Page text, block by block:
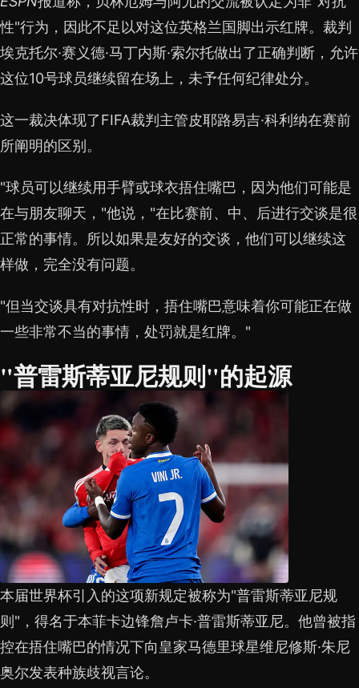
性"行为，因此不足以对这位英格兰国脚出示红牌。裁判
埃克托尔·赛义德·马丁内斯·索尔托做出了正确判断，允许
这位10号球员继续留在场上，未予任何纪律处分。
这一裁决体现了FIFA裁判主管皮耶路易吉·科利纳在赛前
所阐明的区别。
"球员可以继续用手臂或球衣捂住嘴巴，因为他们可能是
在与朋友聊天，"他说，"在比赛前、中、后进行交谈是很
正常的事情。所以如果是友好的交谈，他们可以继续这
样做，完全没有问题。
"但当交谈具有对抗性时，捂住嘴巴意味着你可能正在做
一些非常不当的事情，处罚就是红牌。"
"普雷斯蒂亚尼规则"的起源
本届世界杯引入的这项新规定被称为"普雷斯蒂亚尼规
则"，得名于本菲卡边锋詹卢卡·普雷斯蒂亚尼。他曾被指
控在捂住嘴巴的情况下向皇家马德里球星维尼修斯·朱尼
奥尔发表种族歧视言论。